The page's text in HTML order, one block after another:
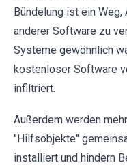
Bündelung ist ein
anderer Software zu
Systeme gewöhnlich
kostenloser Software
infiltriert.
Außerdem werden
"Hilfsobjekte"
installiert und hindern